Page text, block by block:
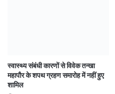
स्वास्थ्य संबंधी कारणों से विवेक तन्खा
महापौर के शपथ ग्रहण समारोह में नहीं हुए
शामिल